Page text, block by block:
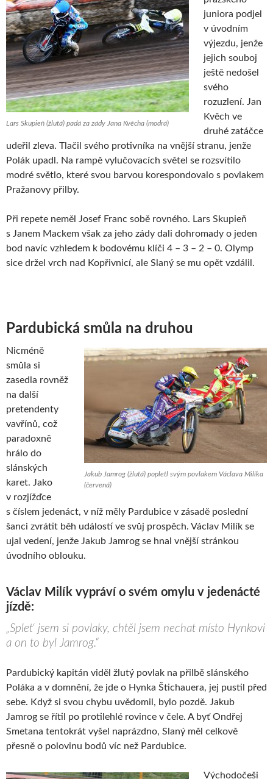
Lars Skupieň (žlutá) padá za zády Jana Kvěcha (modrá)
juniora podjel
v úvodním
výjezdu, jenže
jejich souboj
ještě nedošel
svého
rozuzlení. Jan
Kvěch ve
druhé zatáčce
udeřil zleva. Tlačil svého protivníka na vnější stranu, jenže
Polák upadl. Na rampě vylučovacích světel se rozsvítilo
modré světlo, které svou barvou korespondovalo s povlakem
Pražanovy přilby.
Při repete neměl Josef Franc sobě rovného. Lars Skupieň
s Janem Mackem však za jeho zády dali dohromady o jeden
bod navíc vzhledem k bodovému klíči 4 – 3 – 2 – 0. Olymp
sice držel vrch nad Kopřivnicí, ale Slaný se mu opět vzdálil.
Pardubická smůla na druhou
Jakub Jamrog (žlutá) popletl svým povlakem Václava Milíka
(červená)
Nicméně
smůla si
zasedla rovněž
na další
pretendenty
vavřínů, což
paradoxně
hrálo do
slánských
karet. Jako
v rozjížďce
s číslem jedenáct, v níž měly Pardubice v zásadě poslední
šanci zvrátit běh událostí ve svůj prospěch. Václav Milík se
ujal vedení, jenže Jakub Jamrog se hnal vnější stránkou
úvodního oblouku.
Václav Milík vypráví o svém omylu v jedenácté
jízdě:
„Splet‘ jsem si povlaky, chtěl jsem nechat místo Hynkovi
a on to byl Jamrog.“
Pardubický kapitán viděl žlutý povlak na přilbě slánského
Poláka a v domnění, že jde o Hynka Štichauera, jej pustil před
sebe. Když si svou chybu uvědomil, bylo pozdě. Jakub
Jamrog se řítil po protilehlé rovince v čele. A byť Ondřej
Smetana tentokrát vyšel naprázdno, Slaný měl celkově
přesně o polovinu bodů víc než Pardubice.
Východočeši